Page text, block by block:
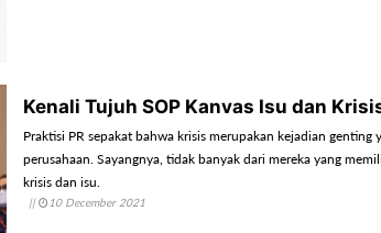
Kenali Tujuh SOP Kanvas Isu dan
Praktisi PR sepakat bahwa krisis merupakan kejadian genting
perusahaan. Sayangnya, tidak banyak dari mereka yang
krisis dan isu.
|| 10 December 2021